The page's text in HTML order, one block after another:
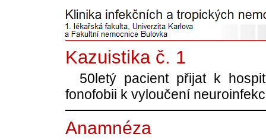
Kazuistika č. 1
50letý pacient přijat k
fonofobii k vyloučení
Anamnéza